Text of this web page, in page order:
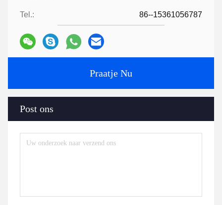
Tel.: 86--15361056787
Praatje Nu
Post ons